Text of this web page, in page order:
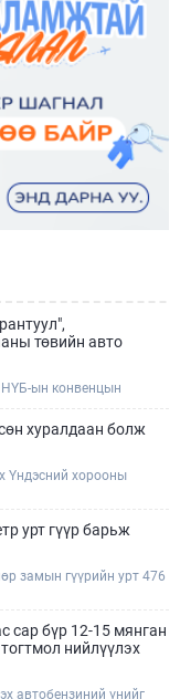
төвийн авто
НҮБ-ын конвенцын
хотод зохион
Нарантуул, Дүнжингарав
хүртээмжийг
хуралдаан болж
Үндэсний хорооны
зохион байгуулж ирсэн
сүүлийн хуралдааныг
дэргэдэх дэд
урт гүүр барьж
замын гүүрийн урт 476
нэвтрүүлэх
ажлыг "Очирням" ХХК,
ХХК зэрэг
сар бүр 12-15 мянган
нийлүүлэх
автобензиний үнийг